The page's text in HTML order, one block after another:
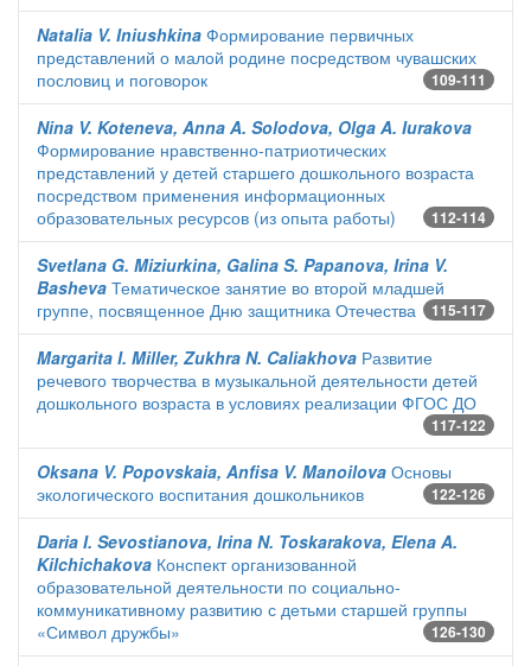
Natalia V. Iniushkina Формирование первичных
представлений о малой родине посредством чувашских
пословиц и поговорок
109-111
Nina V. Koteneva, Anna A. Solodova, Olga A. Iurakova
Формирование нравственно-патриотических
представлений у детей старшего дошкольного возраста
посредством применения информационных
образовательных ресурсов (из опыта работы)
112-114
Svetlana G. Miziurkina, Galina S. Papanova, Irina V.
Basheva Тематическое занятие во второй младшей
группе, посвященное Дню защитника Отечества
115-117
Margarita I. Miller, Zukhra N. Caliakhova Развитие
речевого творчества в музыкальной деятельности детей
дошкольного возраста в условиях реализации ФГОС ДО
117-122
Oksana V. Popovskaia, Anfisa V. Manoilova Основы
экологического воспитания дошкольников
122-126
Daria I. Sevostianova, Irina N. Toskarakova, Elena A.
Kilchichakova Конспект организованной
образовательной деятельности по социально-
коммуникативному развитию с детьми старшей группы
«Символ дружбы»
126-130